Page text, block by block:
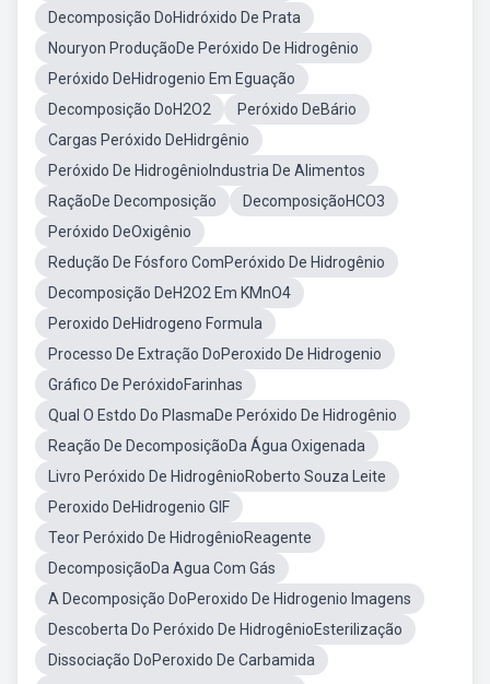
Decomposição DoHidróxido De Prata
Nouryon ProduçãoDe Peróxido De Hidrogênio
Peróxido DeHidrogenio Em Eguação
Decomposição DoH2O2
Peróxido DeBário
Cargas Peróxido DeHidrgênio
Peróxido De HidrogênioIndustria De Alimentos
RaçãoDe Decomposição
DecomposiçãoHCO3
Peróxido DeOxigênio
Redução De Fósforo ComPeróxido De Hidrogênio
Decomposição DeH2O2 Em KMnO4
Peroxido DeHidrogeno Formula
Processo De Extração DoPeroxido De Hidrogenio
Gráfico De PeróxidoFarinhas
Qual O Estdo Do PlasmaDe Peróxido De Hidrogênio
Reação De DecomposiçãoDa Água Oxigenada
Livro Peróxido De HidrogênioRoberto Souza Leite
Peroxido DeHidrogenio GIF
Teor Peróxido De HidrogênioReagente
DecomposiçãoDa Agua Com Gás
A Decomposição DoPeroxido De Hidrogenio Imagens
Descoberta Do Peróxido De HidrogênioEsterilização
Dissociação DoPeroxido De Carbamida